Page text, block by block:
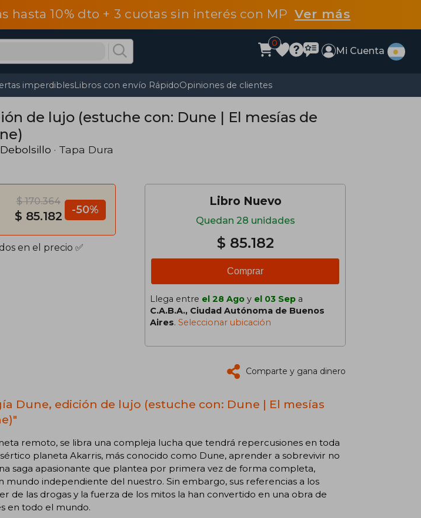
hasta 10% dto + 3 cuotas sin interés con MP Ver más
0
Mi Cuenta
imperdiblesLibros con envío RápidoOpiniones de clientes
de lujo (estuche con: Dune | El mesías de
Debolsillo · Tapa Dura
$ 170.364
$ 85.182 -50%
en el precio ✅
Libro Nuevo
Quedan 28 unidades
$ 85.182
Comprar
Llega entre el 28 Ago y el 03 Sep a
C.A.B.A., Ciudad Autónoma de Buenos
Aires. Seleccionar ubicación
Comparte y gana dinero
Dune, edición de lujo (estuche con: Dune | El mesías
remoto, se libra una compleja lucha que tendrá repercusiones en toda
planeta Akarris, más conocido como Dune, aprender a sobrevivir no
saga apasionante que plantea por primera vez de forma completa,
mundo independiente del nuestro. Sin embargo, sus referencias a los
de las drogas y la fuerza de los mitos la han convertido en una obra de
en todo el mundo.